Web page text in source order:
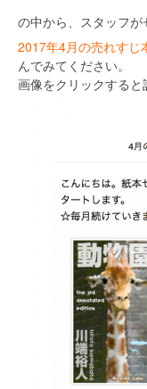
の中から、スタッフが
2017年4月の売れすじ
んでみてください。
画像をクリックすると